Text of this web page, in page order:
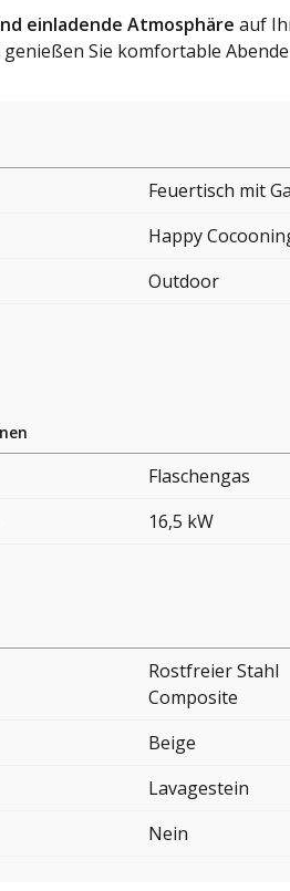
einladende Atmosphäre auf
Sie komfortable
Feuertisch mit
Happy
Outdoor
Flaschengas
16,5 kW
Rostfreier Stahl
Composite
Beige
Lavagestein
Nein